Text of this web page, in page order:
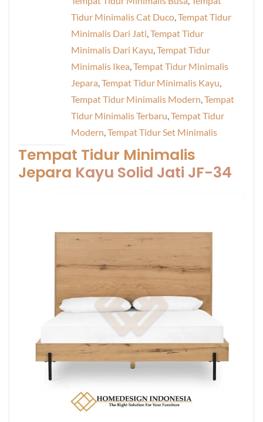
Tidur Minimalis Cat Duco Tempat Tidur
Minimalis Dari Jati Tempat Tidur
Minimalis Dari Kayu Tempat Tidur
Minimalis Ikea Tempat Tidur Minimalis
Jepara Tempat Tidur Minimalis Kayu
Tempat Tidur Minimalis Modern Tempat
Tidur Minimalis Terbaru Tempat Tidur
Modern Tempat Tidur Set Minimalis
Tempat Tidur Minimalis
Jepara Kayu Solid Jati JF-34